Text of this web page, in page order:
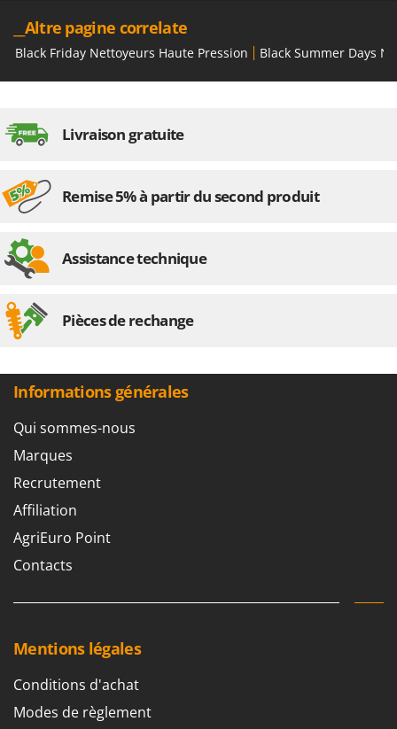
__Altre pagine correlate
Black Friday Nettoyeurs Haute Pression Black Summer Days
Livraison gratuite
Remise 5% à partir du second produit
Assistance technique
Pièces de rechange
Informations générales
Qui sommes-nous
Marques
Recrutement
Affiliation
AgriEuro Point
Contacts
Mentions légales
Conditions d'achat
Modes de règlement